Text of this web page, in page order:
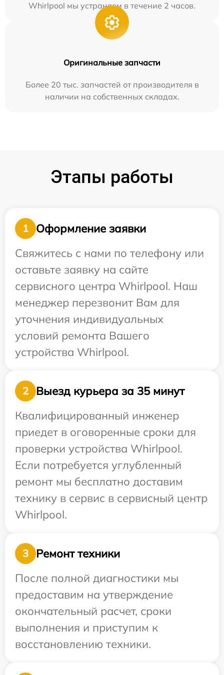
Whirlpool мы устраняем в течение 2 часов.
Оригинальные запчасти
Более 20 тыс. запчастей от производителя в
наличии на собственных складах.
Этапы работы
1
Оформление заявки
Свяжитесь с нами по телефону или
оставьте заявку на сайте
сервисного центра Whirlpool. Наш
менеджер перезвонит Вам для
уточнения индивидуальных
условий ремонта Вашего
устройства Whirlpool.
2
Выезд курьера за 35 минут
Квалифицированный инженер
приедет в оговоренные сроки для
проверки устройства Whirlpool.
Если потребуется углубленный
ремонт мы бесплатно доставим
технику в сервис в сервисный центр
Whirlpool.
3
Ремонт техники
После полной диагностики мы
предоставим на утверждение
окончательный расчет, сроки
выполнения и приступим к
восстановлению техники.